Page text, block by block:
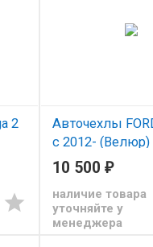
2

Авточехлы
с 2012- (Велюр)
чер+тем.сер
10 500 ₽
наличие товара
уточняйте у
менеджера